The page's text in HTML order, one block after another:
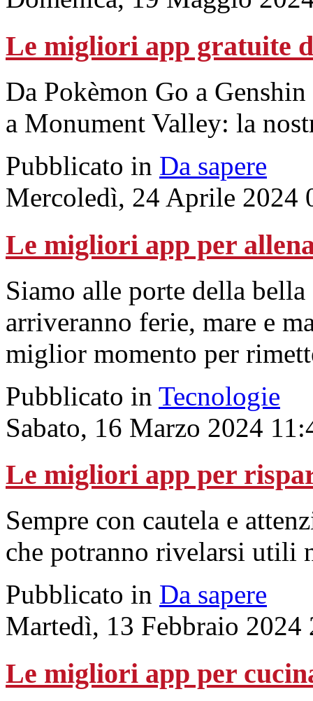
Le migliori app gratuite
Da Pokèmon Go a
a Monument Valley: la
Pubblicato in Da sapere
Mercoledì, 24 Aprile 2024
Le migliori app per
Siamo alle porte della
arriveranno ferie, mare e
miglior momento per
Pubblicato in Tecnologie
Sabato, 16 Marzo 2024
Le migliori app per
Sempre con cautela e
che potranno rivelarsi utili
Pubblicato in Da sapere
Martedì, 13 Febbraio 2024
Le migliori app per